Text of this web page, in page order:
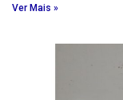
Ver Mais »